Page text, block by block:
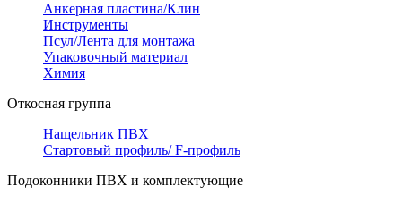
Анкерная пластина/Клин
Инструменты
Псул/Лента для монтажа
Упаковочный материал
Химия
Откосная группа
Нащельник ПВХ
Стартовый профиль/ F-профиль
Подоконники ПВХ и комплектующие